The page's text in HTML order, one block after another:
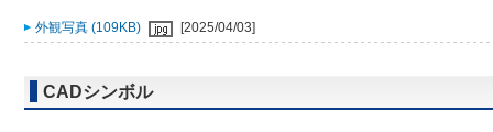
外観写真 (109KB) [2025/04/03]
CADシンボル